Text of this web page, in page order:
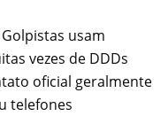
usam
vezes de DDDs
oficial geralmente
telefones